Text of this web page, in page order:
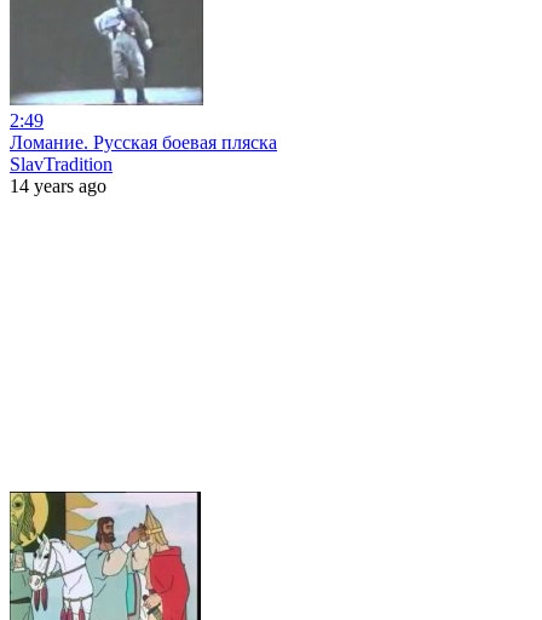
2:49
Ломание. Русская боевая пляска
SlavTradition
14 years ago